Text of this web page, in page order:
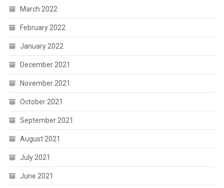
March 2022
February 2022
January 2022
December 2021
November 2021
October 2021
September 2021
August 2021
July 2021
June 2021